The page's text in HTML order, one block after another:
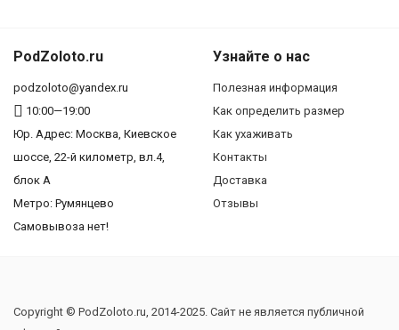
PodZoloto.ru
podzoloto@yandex.ru
10:00—19:00
Юр. Адреc: Москва, Киевское
шоссе, 22-й километр, вл.4,
блок А
Метро: Румянцево
Самовывоза нет!
Узнайте о нас
Полезная информация
Как определить размер
Как ухаживать
Контакты
Доставка
Отзывы
Copyright © PodZoloto.ru, 2014-2025. Сайт не является публичной